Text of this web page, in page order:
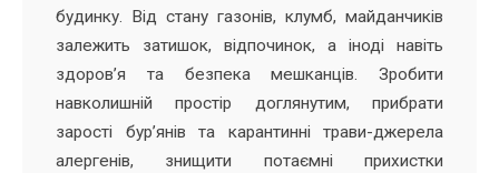
будинку. Від стану газонів, клумб, майданчиків
залежить затишок, відпочинок, а іноді навіть
здоров’я та безпека мешканців. Зробити
навколишній простір доглянутим, прибрати
зарості бур’янів та карантинні трави-джерела
алергенів, знищити потаємні прихистки